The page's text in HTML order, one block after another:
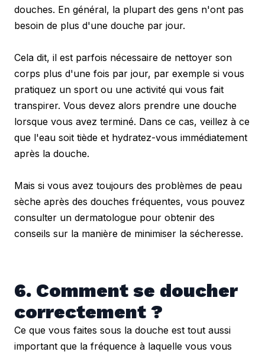
douches. En général, la plupart des gens n'ont pas
besoin de plus d'une douche par jour.
Cela dit, il est parfois nécessaire de nettoyer son
corps plus d'une fois par jour, par exemple si vous
pratiquez un sport ou une activité qui vous fait
transpirer. Vous devez alors prendre une douche
lorsque vous avez terminé. Dans ce cas, veillez à ce
que l'eau soit tiède et hydratez-vous immédiatement
après la douche.
Mais si vous avez toujours des problèmes de peau
sèche après des douches fréquentes, vous pouvez
consulter un dermatologue pour obtenir des
conseils sur la manière de minimiser la sécheresse.
6. Comment se doucher
correctement ?
Ce que vous faites sous la douche est tout aussi
important que la fréquence à laquelle vous vous